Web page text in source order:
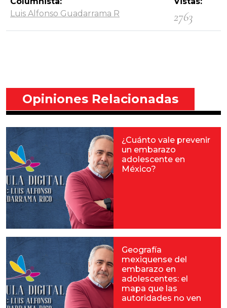
Luis Alfonso Guadarrama R
2763
Opiniones Relacionadas
¿Cuánto vale prevenir
un embarazo
adolescente en
México?
Geografía​
mexiquense del
embarazo en
adolescentes: el
mapa que las
autoridades no ven